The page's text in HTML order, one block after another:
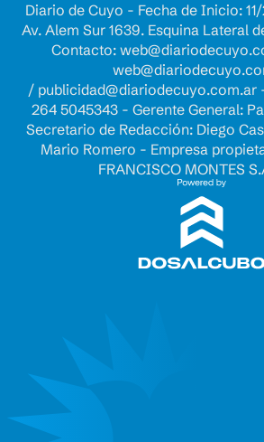
Diario de Cuyo - Fecha de Inicio:
Av. Alem Sur 1639. Esquina Lateral
Contacto:
/ publicidad@diariodecuyo.com.ar
264 5045343 - Gerente General:
Secretario de Redacción: Diego
Mario Romero - Empresa
FRANCISCO MONTES